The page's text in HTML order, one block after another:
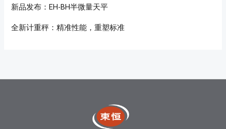
新品发布：EH-BH半微量天平
全新计重秤：精准性能，重塑标准